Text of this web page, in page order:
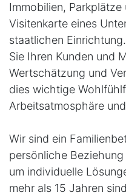
Immobilien,
Visitenkarte eines
staatlichen
Sie Ihren Kunden und
Wertschätzung und
dies wichtige
Arbeitsatmosphäre
Wir sind ein
persönliche
um individuelle
mehr als 15 Jahren